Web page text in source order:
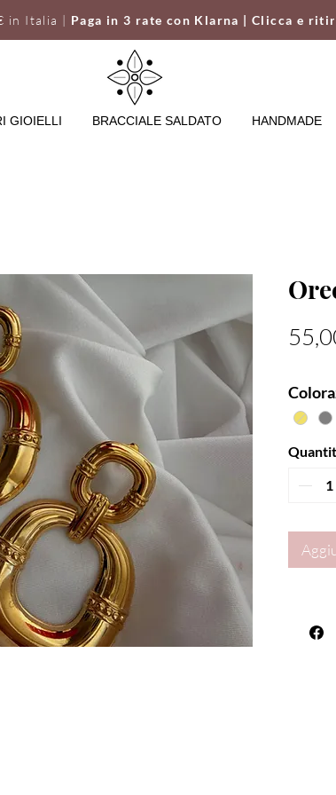
in Italia | Paga in 3 rate con Klarna | Clicca e
GIOIELLI BRACCIALE SALDATO HANDMADE